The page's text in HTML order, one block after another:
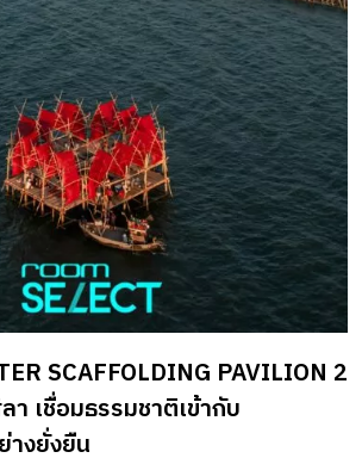
ยใช้สอยเพื่อสนับสนุนการท่องเที่ยว หาก
ดอันกิดจากการศึกษาและรวบรวมข้อมูล
รรมที่ได้ทำให้ตลาดแห่งนี้ลึกซึ้ง ทั้งราย
รง และหน้าที่ที่เชิดชูวัฒนธรรมท้องถิ่นให้
ตลาดของชุมชนแห่งนี้ มีที่มาจากการ
ถีวัฒนธรรมกะเหรี่ยงน่าเอ๊เพื่อค้นหาและ
ทยกะเหรี่ยงโผล่วแถบจังหวัดราชบุรีและ
นาผลิตภัณฑ์และบริการบนพื้นฐานความ
องชาวไทยกะเหรี่ยงโผล่ว ที่มีความ
รมชาติอย่างพอเพียง และสร้างรายได้ใหม่
ยจาก SoA+D Social Cultural Innovation
มศาสตร์และการออกแบบ มหาวิทยาลัย
ล้าธนบุรี ที่ได้รับการสนับสนุนจาก
SCAFFOLDING PAVILION 2
า เชื่อมธรรมชาติเข้ากับ
งยั่งยืน